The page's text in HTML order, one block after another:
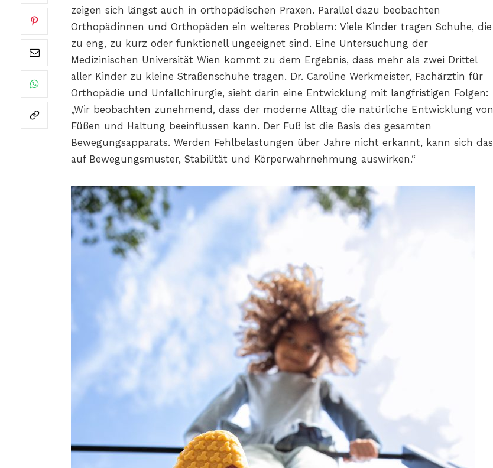
zeigen sich längst auch in orthopädischen Praxen. Parallel dazu beobachten
Orthopädinnen und Orthopäden ein weiteres Problem: Viele Kinder tragen Schuhe, die
zu eng, zu kurz oder funktionell ungeeignet sind. Eine Untersuchung der
Medizinischen Universität Wien kommt zu dem Ergebnis, dass mehr als zwei Drittel
aller Kinder zu kleine Straßenschuhe tragen. Dr. Caroline Werkmeister, Fachärztin für
Orthopädie und Unfallchirurgie, sieht darin eine Entwicklung mit langfristigen Folgen:
„Wir beobachten zunehmend, dass der moderne Alltag die natürliche Entwicklung von
Füßen und Haltung beeinflussen kann. Der Fuß ist die Basis des gesamten
Bewegungsapparats. Werden Fehlbelastungen über Jahre nicht erkannt, kann sich das
auf Bewegungsmuster, Stabilität und Körperwahrnehmung auswirken.“